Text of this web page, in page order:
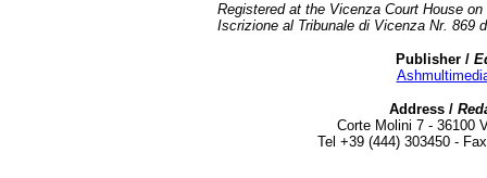
Registered at the Vicenza Court House
Iscrizione al Tribunale di Vicenza Nr. 869
Publisher /
Address /
Corte Molini 7 - 36100
Tel +39 (444) 303450 -